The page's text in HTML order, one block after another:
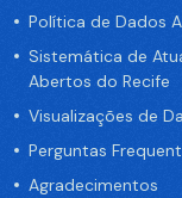
Política de Dados
Sistemática de
Abertos do Recife
Visualizações de
Perguntas
Agradecimentos